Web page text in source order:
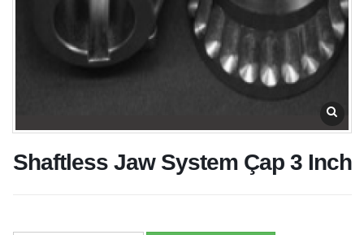
Shaftless Jaw System Çap 3 Inch